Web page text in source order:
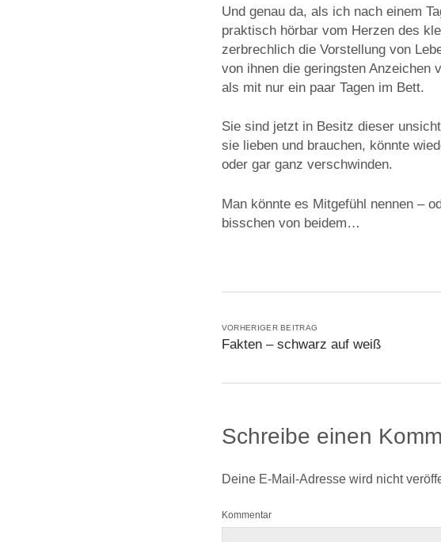
Und genau da, als ich nach einem
praktisch hörbar vom Herzen des
zerbrechlich die Vorstellung von
von ihnen die geringsten Anzeichen
als mit nur ein paar Tagen im Bett.
Sie sind jetzt in Besitz dieser
sie lieben und brauchen, könnte
oder gar ganz verschwinden.
Man könnte es Mitgefühl nennen –
bisschen von beidem…
VORHERIGER BEITRAG
Fakten – schwarz auf weiß
Schreibe einen
Deine E-Mail-Adresse wird nicht
Kommentar